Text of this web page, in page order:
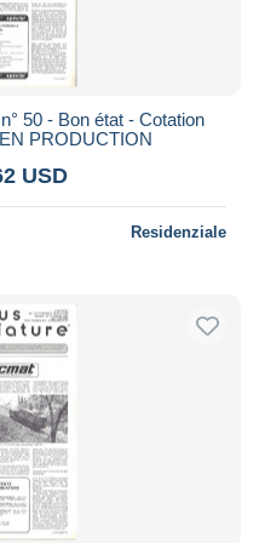
50 - Bon état - Cotation
PRODUCTION
USD
Residenziale